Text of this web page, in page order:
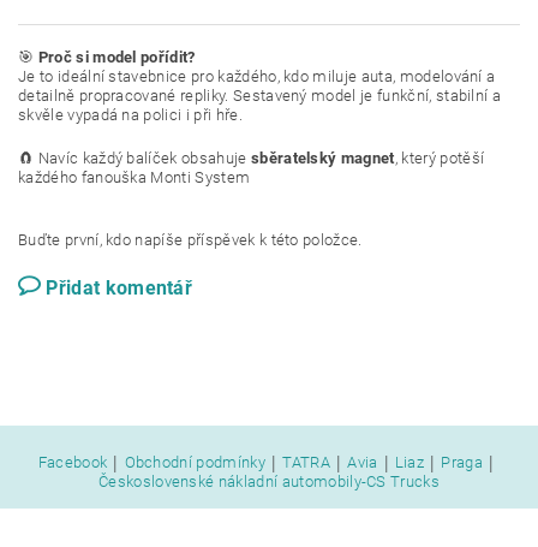
🎯 Proč si model pořídit?
Je to ideální stavebnice pro každého, kdo miluje auta, modelování a
detailně propracované repliky. Sestavený model je funkční, stabilní a
skvěle vypadá na polici i při hře.
🧲 Navíc každý balíček obsahuje sběratelský magnet, který potěší
každého fanouška Monti System
Buďte první, kdo napíše příspěvek k této položce.
Přidat komentář
Facebook | Obchodní podmínky | TATRA | Avia | Liaz | Praga |
Československé nákladní automobily-CS Trucks